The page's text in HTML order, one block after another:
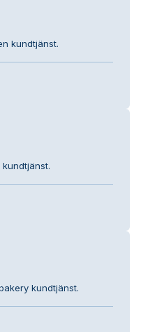
kundtjänst.
kundtjänst.